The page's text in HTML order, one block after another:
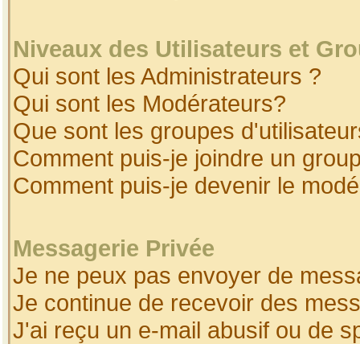
Niveaux des Utilisateurs et
Qui sont les Administrateurs ?
Qui sont les Modérateurs?
Que sont les groupes
Comment puis-je joindre un
Comment puis-je devenir le
Messagerie Privée
Je ne peux pas envoyer de
Je continue de recevoir des
J'ai reçu un e-mail abusif ou de